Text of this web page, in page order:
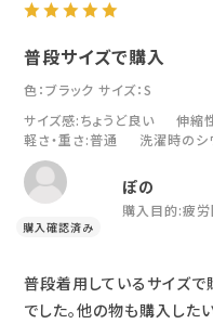
普段サイズで購入
色：ブラック サイズ：S
サイズ感:ちょうど良い 伸縮
軽さ・重さ:普通 洗濯時のシ
ぽの
購入目的:疲
普段着用しているサイズで
でした。他の物も購入した